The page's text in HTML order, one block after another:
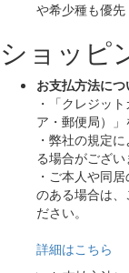
や希少種も優先
ショッピ
お支払方法につ
・「クレジッ
ア・郵便局）」
・弊社の規定
る場合がござい
・ご本人や同
のある場合は
ださい。
詳細はこちら